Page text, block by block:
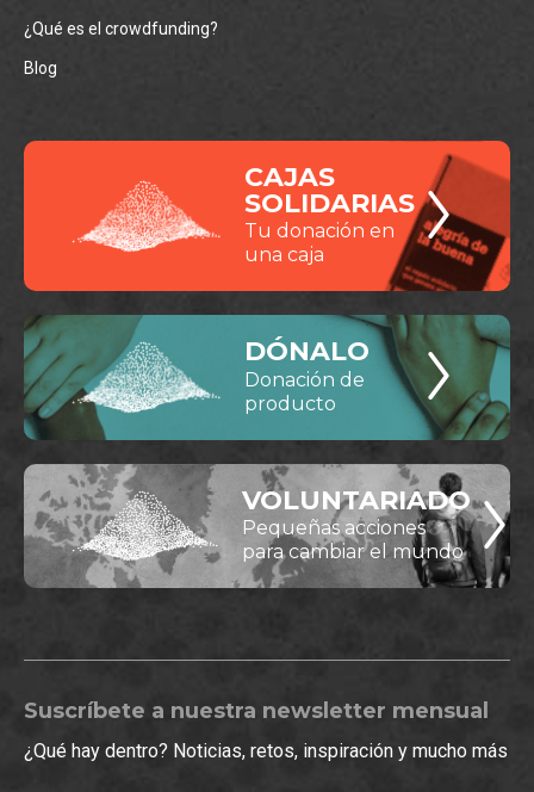
¿Qué es el crowdfunding?
Blog
CAJAS
SOLIDARIAS
Tu donación en
una caja
DÓNALO
Donación de
producto
VOLUNTARIADO
Pequeñas acciones
para cambiar el mundo
Suscríbete a nuestra newsletter mensual
¿Qué hay dentro? Noticias, retos, inspiración y mucho más